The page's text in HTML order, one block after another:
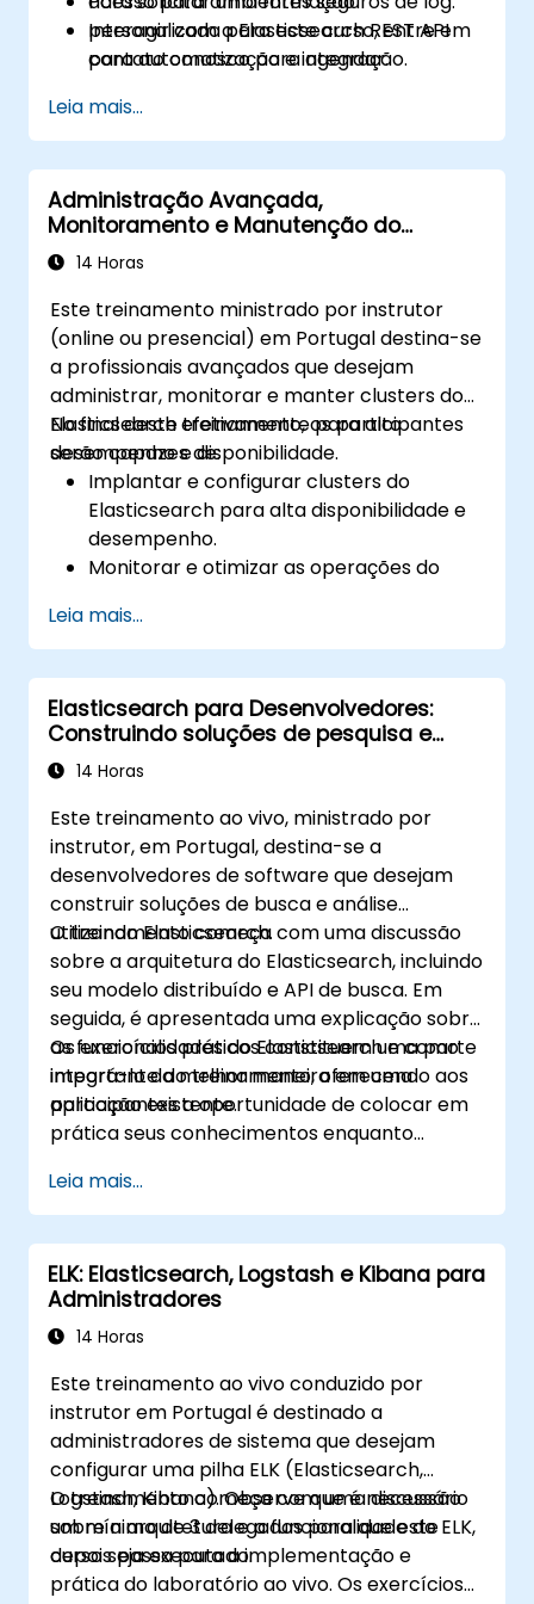
Interagir com a Elasticsearch REST API
para automatização e integração.
personalizada para este curso, entre em
contato conosco para agendar.
Leia mais...
Administração Avançada,
Monitoramento e Manutenção do
Elasticsearch
14 Horas
Este treinamento ministrado por instrutor
(online ou presencial) em Portugal destina-se
a profissionais avançados que desejam
administrar, monitorar e manter clusters do
Elasticsearch efetivamente para alto
desempenho e disponibilidade.
No final deste treinamento, os participantes
serão capazes de:
Implantar e configurar clusters do
Elasticsearch para alta disponibilidade e
desempenho.
Monitorar e otimizar as operações do
Integrar com Kibana e Logstash para
análise avançada e visualização.
Estender a funcionalidade do
Elasticsearch com plugins.
Escalar o Elasticsearch usando técnicas
de clustering e sharding.
Leia mais...
Elasticsearch para Desenvolvedores:
Construindo soluções de pesquisa e
análise com o Elasticsearch
14 Horas
Este treinamento ao vivo, ministrado por
instrutor, em Portugal, destina-se a
desenvolvedores de software que desejam
construir soluções de busca e análise
utilizando Elasticsearch.
O treinamento começa com uma discussão
sobre a arquitetura do Elasticsearch, incluindo
seu modelo distribuído e API de busca. Em
seguida, é apresentada uma explicação sobre
as funcionalidades do Elasticsearch e como
integrá-lo da melhor maneira em uma
aplicação existente.
Os exercícios práticos constituem uma parte
importante do treinamento, oferecendo aos
participantes a oportunidade de colocar em
prática seus conhecimentos enquanto
implementação e progresso.
Leia mais...
ELK: Elasticsearch, Logstash e Kibana para
Administradores
14 Horas
Este treinamento ao vivo conduzido por
instrutor em Portugal é destinado a
administradores de sistema que desejam
configurar uma pilha ELK (Elasticsearch,
Logstash, Kibana). Observe que é necessário
um mínimo de 3 delegados para que este
curso seja executado.
O treinamento começa com uma discussão
sobre a arquitetura e a funcionalidade do ELK,
depois passa para a implementação e
prática do laboratório ao vivo. Os exercícios